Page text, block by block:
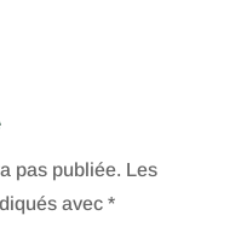
pas publiée. Les
avec *